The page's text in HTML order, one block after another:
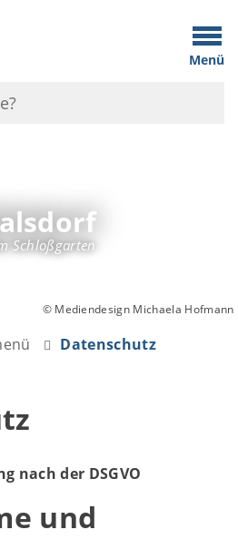
Menü
Schloßgarten
© Mediendesign Michaela Hofmann
Datenschutz
nach der DSGVO
und